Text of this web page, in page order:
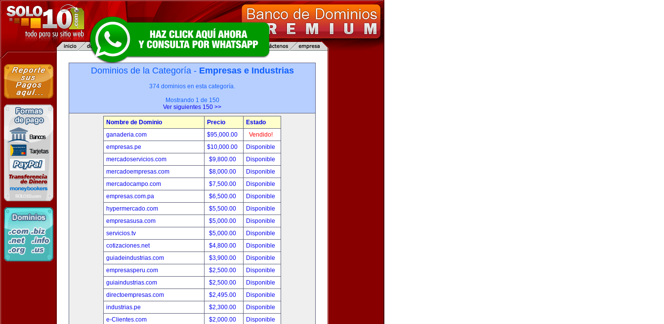
Dominios de la Categoría - Empresas e Industrias
374 dominios en esta categoría.
Mostrando 1 de 150
Ver siguientes 150 >>
Nombre de Dominio Precio
Estado
ganaderia.com
$95,000.00
Vendido!
empresas.pe
$10,000.00
Disponible
mercadoservicios.com
$9,800.00
Disponible
mercadoempresas.com
$8,000.00
Disponible
mercadocampo.com
$7,500.00
Disponible
empresas.com.pa
$6,500.00
Disponible
hypermercado.com
$5,500.00
Disponible
empresasusa.com
$5,000.00
Disponible
servicios.tv
$5,000.00
Disponible
cotizaciones.net
$4,800.00
Disponible
guiadeindustrias.com
$3,900.00
Disponible
empresasperu.com
$2,500.00
Disponible
guiaindustrias.com
$2,500.00
Disponible
directoempresas.com
$2,495.00
Disponible
industrias.pe
$2,300.00
Disponible
e-Clientes.com
$2,000.00
Disponible